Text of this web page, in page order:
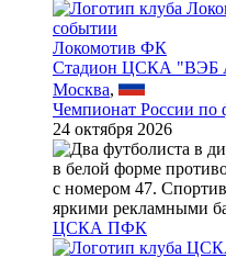
Локомотив ФК
Стадион ЦСКА "ВЭБ
Москва,
Чемпионат России
24 октября 2026
ЦСКА ПФК